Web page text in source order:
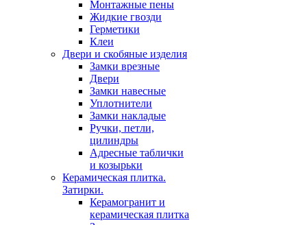
Монтажные пены
Жидкие гвозди
Герметики
Клеи
Двери и скобяные изделия
Замки врезные
Двери
Замки навесные
Уплотнители
Замки накладые
Ручки, петли,
цилиндры
Адресные таблички
и козырьки
Керамическая плитка.
Затирки.
Керамогранит и
керамическая плитка